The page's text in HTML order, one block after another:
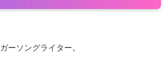
ーソングライター。